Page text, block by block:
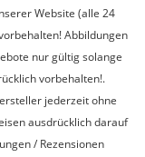
Website (alle 24
Abbildungen
nur gültig solange
vorbehalten!.
jederzeit ohne
ausdrücklich darauf
/ Rezensionen